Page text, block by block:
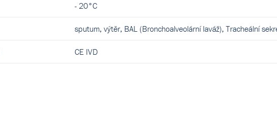
- 20°C
sputum, výtěr, BAL (Bronchoalveolární laváž), Tracheální
CE IVD